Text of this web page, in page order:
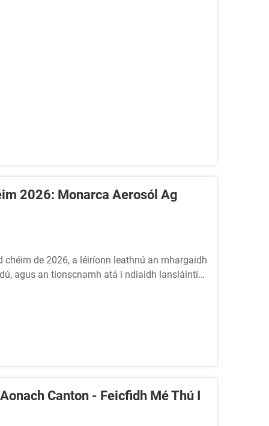
2026: Monarca Aerosól Ag
de 2026, a léiríonn leathnú an mhargaidh
agus an tionscnamh atá i ndiaidh lansláintiú
Canton - Feicfidh Mé Thú I